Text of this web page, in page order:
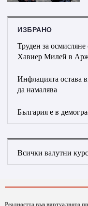
ИЗБРАНО
Труден за
Хавиер Милей в
Инфлацията остава
да намалява
България е в
Всички валутни
Реалността във виртуалното